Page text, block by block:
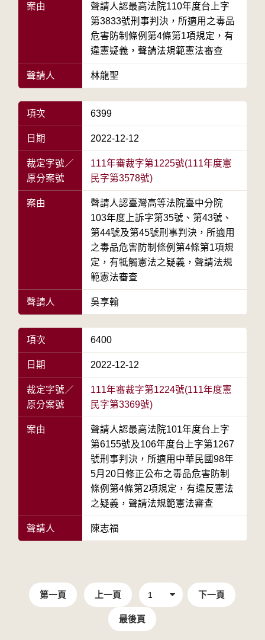
案由
聲請人認最高法院110年度台上字
第3833號刑事判決，所適用之毒品
危害防制條例第4條第1項規定，有
違憲疑義，聲請法規範憲法審查
聲請人 林龍聖
項次 6399
日期 2022-12-12
裁定字號／
原分案號
111年審裁字第1225號(111年度憲
民字第3578號)
案由
聲請人認臺灣高等法院臺中分院
103年度上訴字第35號、第43號、
第44號及第45號刑事判決，所適用
之毒品危害防制條例第4條第1項規
定，有牴觸憲法之疑義，聲請法規
範憲法審查
聲請人 吳享翰
項次 6400
日期 2022-12-12
裁定字號／
原分案號
111年審裁字第1224號(111年度憲
民字第3369號)
案由
聲請人認最高法院101年度台上字
第6155號及106年度台上字第1267
號刑事判決，所適用中華民國98年
5月20日修正公布之毒品危害防制
條例第4條第2項規定，有違反憲法
之疑義，聲請法規範憲法審查
聲請人 陳志福
第一頁 上一頁 下一頁
最後頁